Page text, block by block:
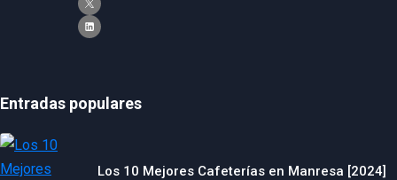
Entradas populares
Los 10 Mejores Cafeterías en Manresa [2024]